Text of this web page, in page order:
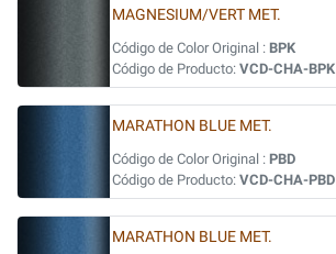
MAGNESIUM/VERT MET.
Código de Color Original : BPK
Código de Producto: VCD-CHA-BPK
MARATHON BLUE MET.
Código de Color Original : PBD
Código de Producto: VCD-CHA-PBD
MARATHON BLUE MET.